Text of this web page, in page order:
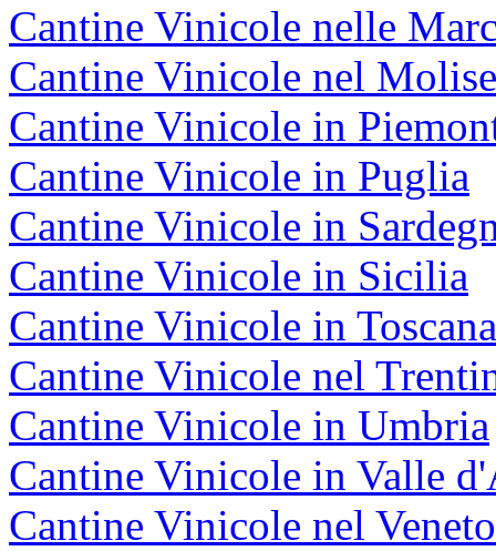
Cantine Vinicole nelle
Cantine Vinicole nel Molise
Cantine Vinicole in
Cantine Vinicole in Puglia
Cantine Vinicole in
Cantine Vinicole in Sicilia
Cantine Vinicole in Toscana
Cantine Vinicole nel
Cantine Vinicole in Umbria
Cantine Vinicole in Valle
Cantine Vinicole nel Veneto